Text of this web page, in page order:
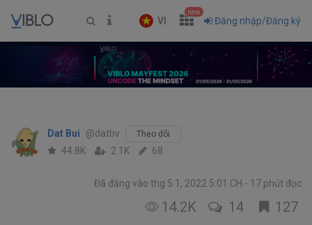
VI
new
Đăng nhập/Đăng ký
Dat Bui @datbv Theo dõi
44.8K 2.1K 68
Đã đăng vào thg 5 1, 2022 5:01 CH 17 phút đọc
14.2K 14 127